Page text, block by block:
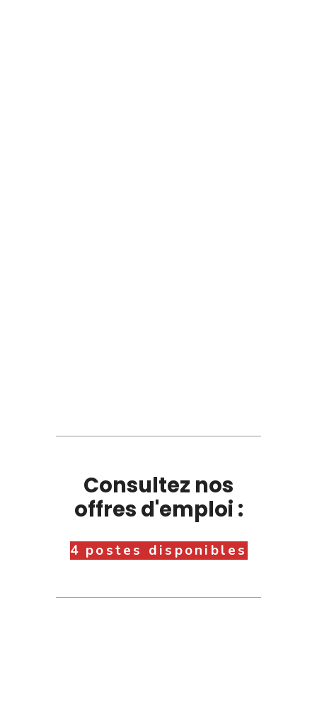
Consultez nos
offres d'emploi :
4 postes disponibles